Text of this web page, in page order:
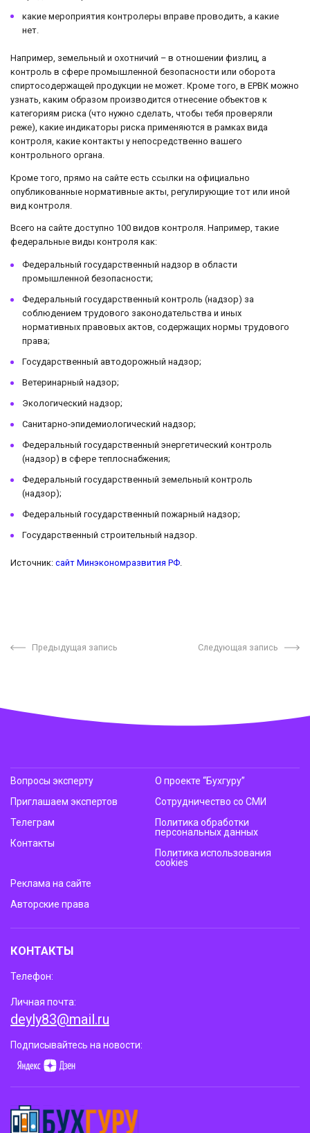
какие мероприятия контролеры вправе проводить, а какие
нет.
Например, земельный и охотничий – в отношении физлиц, а
контроль в сфере промышленной безопасности или оборота
спиртосодержащей продукции не может. Кроме того, в ЕРВК можно
узнать, каким образом производится отнесение объектов к
категориям риска (что нужно сделать, чтобы тебя проверяли
реже), какие индикаторы риска применяются в рамках вида
контроля, какие контакты у непосредственно вашего
контрольного органа.
Кроме того, прямо на сайте есть ссылки на официально
опубликованные нормативные акты, регулирующие тот или иной
вид контроля.
Всего на сайте доступно 100 видов контроля. Например, такие
федеральные виды контроля как:
Федеральный государственный надзор в области
промышленной безопасности;
Федеральный государственный контроль (надзор) за
соблюдением трудового законодательства и иных
нормативных правовых актов, содержащих нормы трудового
права;
Государственный автодорожный надзор;
Ветеринарный надзор;
Экологический надзор;
Санитарно-эпидемиологический надзор;
Федеральный государственный энергетический контроль
(надзор) в сфере теплоснабжения;
Федеральный государственный земельный контроль
(надзор);
Федеральный государственный пожарный надзор;
Государственный строительный надзор.
Источник: сайт Минэкономразвития РФ.
Предыдущая запись Следующая запись
Вопросы эксперту
Приглашаем экспертов
Телеграм
Контакты
О проекте “Бухгуру”
Сотрудничество со СМИ
Политика обработки
персональных данных
Политика использования
cookies
Реклама на сайте
Авторские права
КОНТАКТЫ
Телефон:
Личная почта:
deyly83@mail.ru
Подписывайтесь на новости: